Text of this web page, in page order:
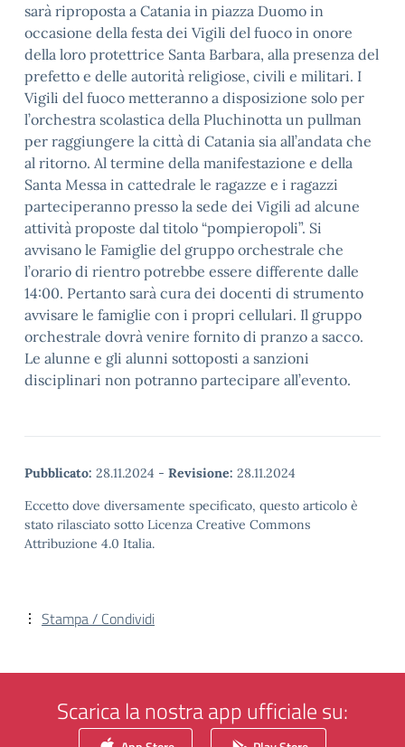
sarà riproposta a Catania in piazza Duomo in
occasione della festa dei Vigili del fuoco in onore
della loro protettrice Santa Barbara, alla presenza del
prefetto e delle autorità religiose, civili e militari. I
Vigili del fuoco metteranno a disposizione solo per
l’orchestra scolastica della Pluchinotta un pullman
per raggiungere la città di Catania sia all’andata che
al ritorno. Al termine della manifestazione e della
Santa Messa in cattedrale le ragazze e i ragazzi
parteciperanno presso la sede dei Vigili ad alcune
attività proposte dal titolo “pompieropoli”. Si
avvisano le Famiglie del gruppo orchestrale che
l’orario di rientro potrebbe essere differente dalle
14:00. Pertanto sarà cura dei docenti di strumento
avvisare le famiglie con i propri cellulari. Il gruppo
orchestrale dovrà venire fornito di pranzo a sacco.
Le alunne e gli alunni sottoposti a sanzioni
disciplinari non potranno partecipare all’evento.
Pubblicato: 28.11.2024 - Revisione: 28.11.2024
Eccetto dove diversamente specificato, questo articolo è
stato rilasciato sotto Licenza Creative Commons
Attribuzione 4.0 Italia.
Stampa / Condividi
Scarica la nostra app ufficiale su: